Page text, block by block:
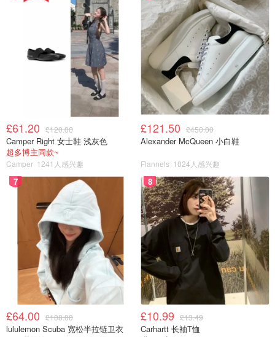
£61.20 £120.00
Camper Right 女士鞋 浅灰色
超多博主同款~
Camper 1241人感兴趣
£121.50 £450.00
Alexander McQueen 小白鞋
Flannels 1024人感兴趣
7
£64.00 £108.00
lululemon Scuba 宽松半拉链卫衣
8
£10.99 £13.49
Carhartt 长袖T恤